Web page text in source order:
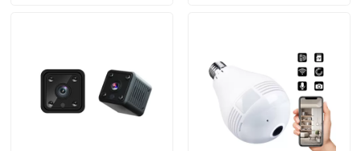
Vraag een offerte
De Veiligheidscamera van de Wifi Gloeilamp